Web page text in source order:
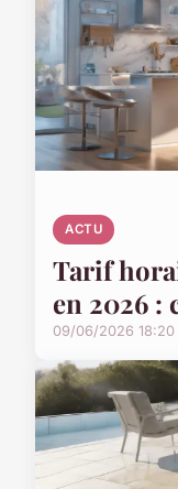
ACTU
Tarif
en 2026 :
09/06/2026 18:20